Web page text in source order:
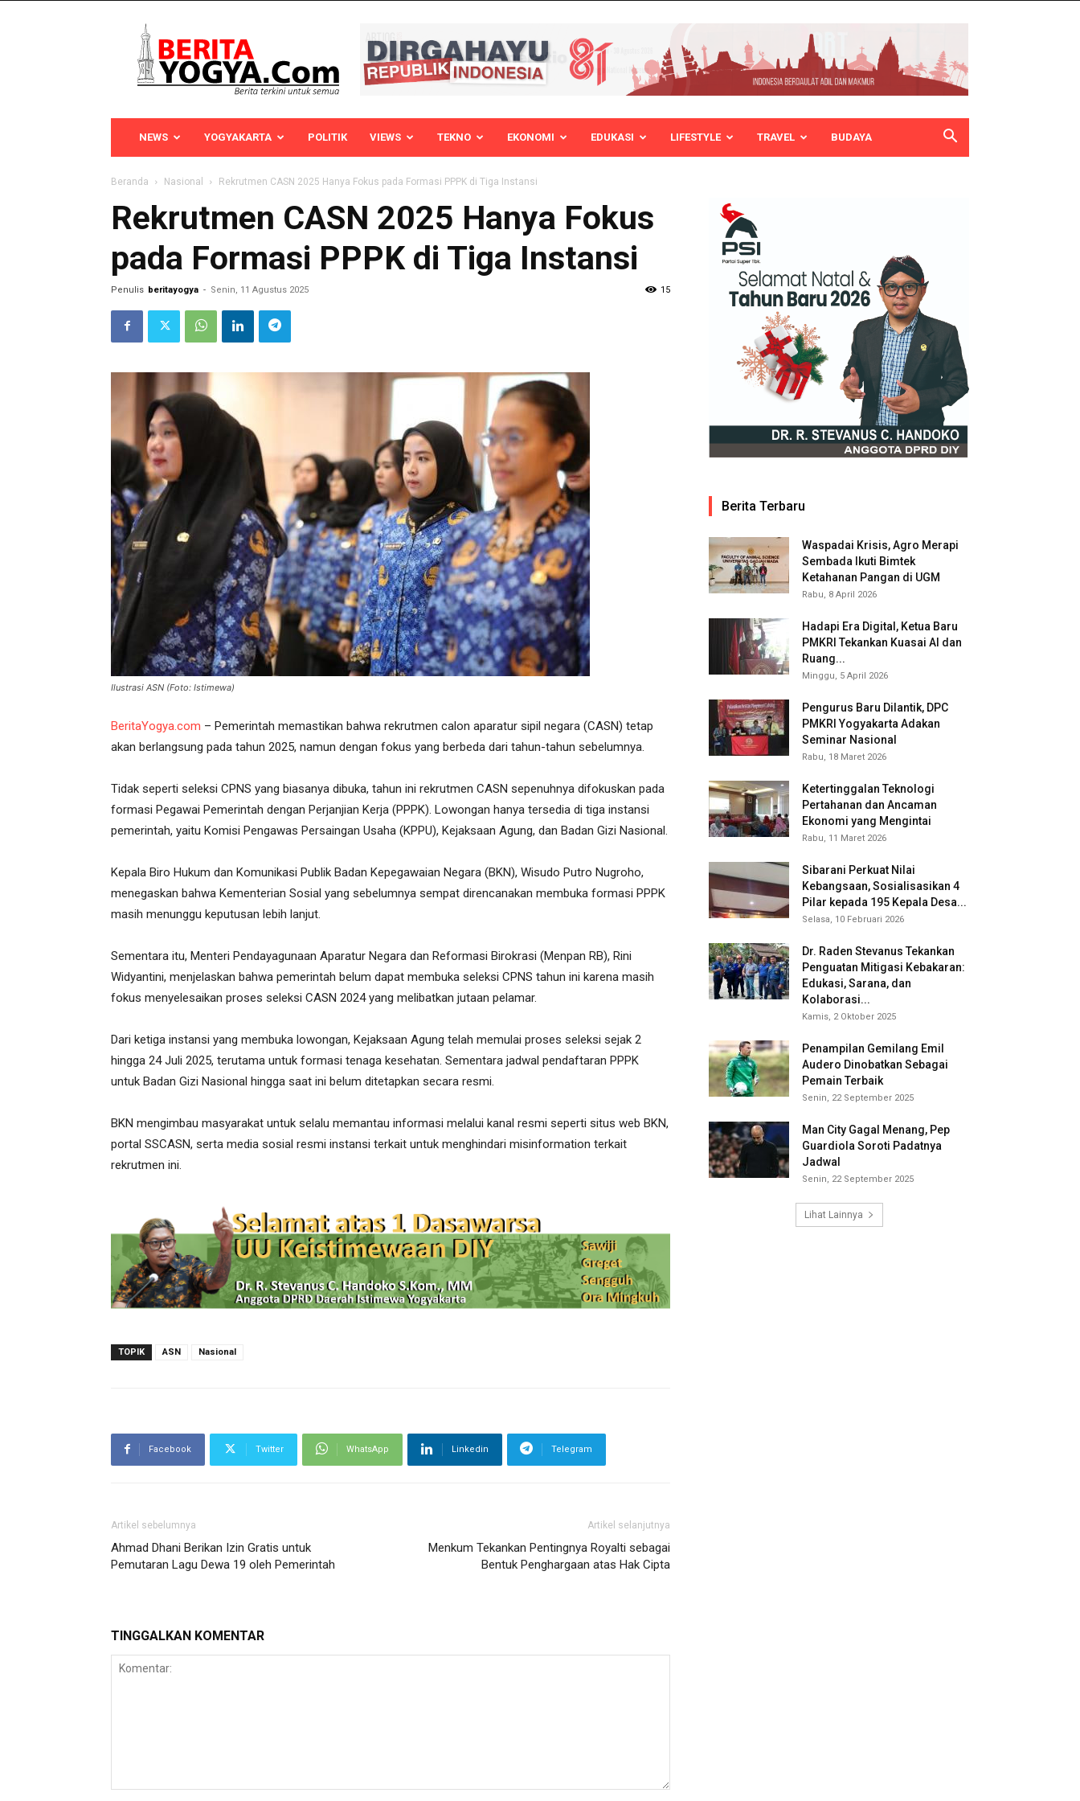
Yogya
NEWS YOGYAKARTA POLITIK VIEWS TEKNO EKONOMI EDUKASI LIFESTYLE TRAVEL BUDAYA
Beranda Nasional Rekrutmen CASN 2025 Hanya Fokus pada Formasi PPPK di Tiga Instansi
Rekrutmen CASN 2025 Hanya Fokus
pada Formasi PPPK di Tiga Instansi
Penulis beritayogya - Senin, 11 Agustus 2025 15
Ilustrasi ASN (Foto: Istimewa)
BeritaYogya.com – Pemerintah memastikan bahwa rekrutmen calon aparatur sipil negara (CASN) tetap
akan berlangsung pada tahun 2025, namun dengan fokus yang berbeda dari tahun-tahun sebelumnya.
Tidak seperti seleksi CPNS yang biasanya dibuka, tahun ini rekrutmen CASN sepenuhnya difokuskan pada
formasi Pegawai Pemerintah dengan Perjanjian Kerja (PPPK). Lowongan hanya tersedia di tiga instansi
pemerintah, yaitu Komisi Pengawas Persaingan Usaha (KPPU), Kejaksaan Agung, dan Badan Gizi Nasional.
Kepala Biro Hukum dan Komunikasi Publik Badan Kepegawaian Negara (BKN), Wisudo Putro Nugroho,
menegaskan bahwa Kementerian Sosial yang sebelumnya sempat direncanakan membuka formasi PPPK
masih menunggu keputusan lebih lanjut.
Sementara itu, Menteri Pendayagunaan Aparatur Negara dan Reformasi Birokrasi (Menpan RB), Rini
Widyantini, menjelaskan bahwa pemerintah belum dapat membuka seleksi CPNS tahun ini karena masih
fokus menyelesaikan proses seleksi CASN 2024 yang melibatkan jutaan pelamar.
Dari ketiga instansi yang membuka lowongan, Kejaksaan Agung telah memulai proses seleksi sejak 2
hingga 24 Juli 2025, terutama untuk formasi tenaga kesehatan. Sementara jadwal pendaftaran PPPK
untuk Badan Gizi Nasional hingga saat ini belum ditetapkan secara resmi.
BKN mengimbau masyarakat untuk selalu memantau informasi melalui kanal resmi seperti situs web BKN,
portal SSCASN, serta media sosial resmi instansi terkait untuk menghindari misinformation terkait
rekrutmen ini.
TOPIK ASN Nasional
Facebook Twitter WhatsApp Linkedin Telegram
Artikel sebelumnya
Ahmad Dhani Berikan Izin Gratis untuk
Pemutaran Lagu Dewa 19 oleh Pemerintah
Artikel selanjutnya
Menkum Tekankan Pentingnya Royalti sebagai
Bentuk Penghargaan atas Hak Cipta
TINGGALKAN KOMENTAR
Berita Terbaru
Waspadai Krisis, Agro Merapi
Sembada Ikuti Bimtek
Ketahanan Pangan di UGM
Rabu, 8 April 2026
Hadapi Era Digital, Ketua Baru
PMKRI Tekankan Kuasai AI dan
Ruang...
Minggu, 5 April 2026
Pengurus Baru Dilantik, DPC
PMKRI Yogyakarta Adakan
Seminar Nasional
Rabu, 18 Maret 2026
Ketertinggalan Teknologi
Pertahanan dan Ancaman
Ekonomi yang Mengintai
Rabu, 11 Maret 2026
Sibarani Perkuat Nilai
Kebangsaan, Sosialisasikan 4
Pilar kepada 195 Kepala Desa...
Selasa, 10 Februari 2026
Dr. Raden Stevanus Tekankan
Penguatan Mitigasi Kebakaran:
Edukasi, Sarana, dan
Kolaborasi...
Kamis, 2 Oktober 2025
Penampilan Gemilang Emil
Audero Dinobatkan Sebagai
Pemain Terbaik
Senin, 22 September 2025
Man City Gagal Menang, Pep
Guardiola Soroti Padatnya
Jadwal
Senin, 22 September 2025
Lihat Lainnya